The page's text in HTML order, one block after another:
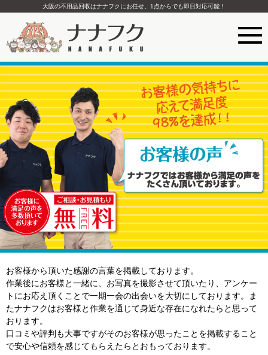
大阪の不用品回収はナナフクにお任せ。1点からでも即日対応可能！
お客様から頂いた感謝の言葉を掲載しております。
作業後にお客様と一緒に、お写真を撮影させて頂いたり、アンケー
トにお応え頂くことで一期一会の出会いを大切にしております。ま
たナナフクはお客様と作業を通じて身近な存在になれたらと思って
おります。
口コミや評判も大事ですがそのお客様が思ったことを掲載すること
で安心や信頼を感じてもらえたらとおもっております。